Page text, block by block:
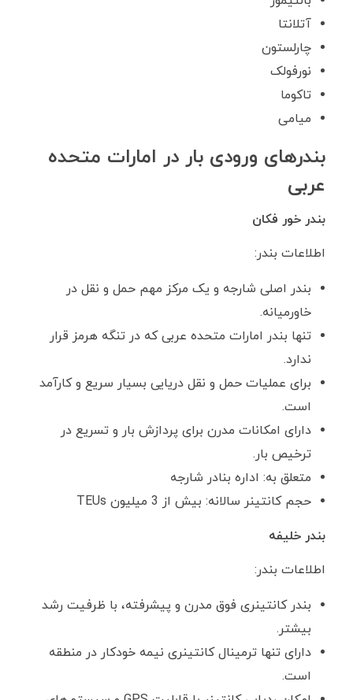
آتلانتا
چارلستون
نورفولک
تاکوما
میامی
بندر‌های ورودی بار در امارات متحده
عربی
بندر خور فکان
اطلاعات بندر:
بندر اصلی شارجه و یک مرکز مهم حمل و نقل در
خاورمیانه.
تنها بندر امارات متحده عربی که در تنگه هرمز قرار
ندارد.
برای عملیات حمل و نقل دریایی بسیار سریع و کارآمد
است.
دارای امکانات مدرن برای پردازش بار و تسریع در
ترخیص بار.
متعلق به: اداره بنادر شارجه
حجم کانتینر سالانه: بیش از 3 میلیون TEUs
بندر خلیفه
اطلاعات بندر:
بندر کانتینری فوق مدرن و پیشرفته، با ظرفیت رشد
بیشتر.
دارای تنها ترمینال کانتینری نیمه خودکار در منطقه
است.